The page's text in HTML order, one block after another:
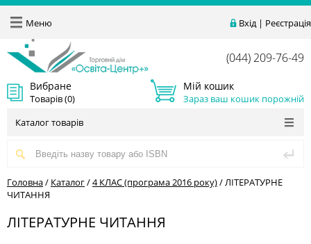
Вхід| Реєстрація
Меню
(044) 209-76-49
Вибране
Товарів (0)
Мій кошик
Зараз ваш кошик порожній
Каталог товарів
Головна/ Каталог/4 КЛАС (програма 2016 року)/ЛІТЕРАТУРНЕ
ЧИТАННЯ
ЛІТЕРАТУРНЕ ЧИТАННЯ